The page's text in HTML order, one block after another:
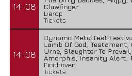
14-08
Clawfinger
Lierop
Tickets
14-08
Dynamo MetalFest
Lamb Of God, Testament,
Urne, Slaughter To
Amorphis, Insanity Alert,
Eindhoven
Tickets